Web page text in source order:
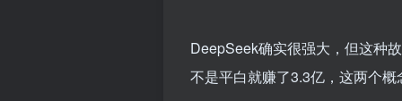
DeepSeek确实很强大，但这种
不是平白就赚了3.3亿，这两个